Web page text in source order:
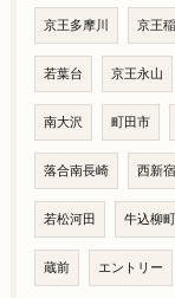
京王多摩川 京王
若葉台 京王永山
南大沢 町田市
落合南長崎 西新
若松河田 牛込柳町
蔵前 エントリー